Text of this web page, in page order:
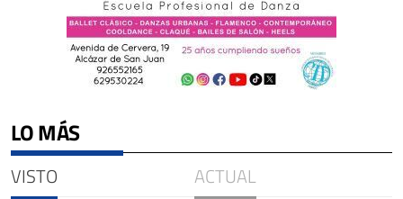
LO MÁS
VISTO ACTUAL